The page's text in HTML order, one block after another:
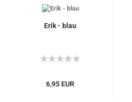
Erik - blau
6,95 EUR